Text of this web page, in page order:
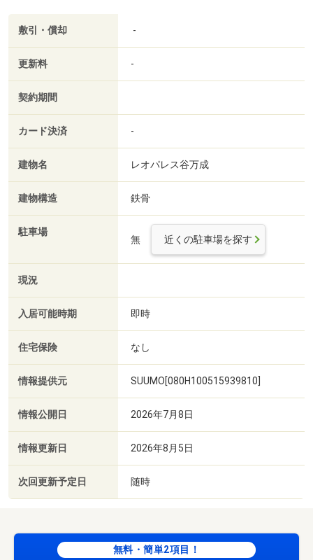
敷引・償却 -
更新料 -
契約期間
カード決済 -
建物名 レオパレス谷万成
建物構造 鉄骨
駐車場
無 近くの駐車場を探す
現況
入居可能時期 即時
住宅保険 なし
情報提供元 SUUMO[080H100515939810]
情報公開日 2026年7月8日
情報更新日 2026年8月5日
次回更新予定日 随時
無料・簡単2項目！